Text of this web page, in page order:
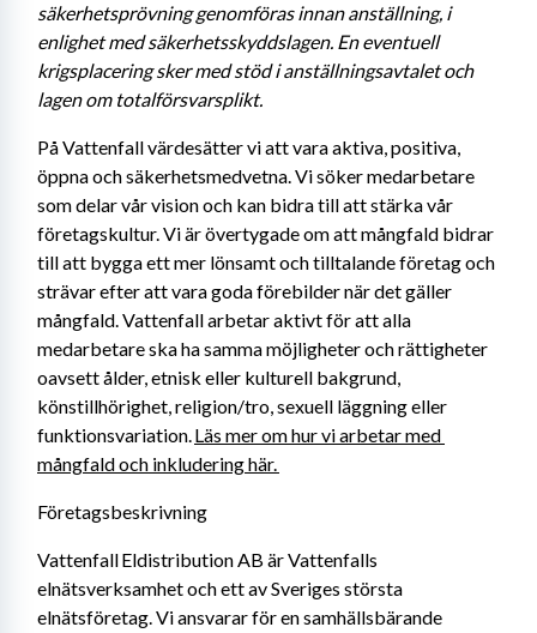
säkerhetsprövning genomföras innan anställning, i
enlighet med säkerhetsskyddslagen. En eventuell
krigsplacering sker med stöd i anställningsavtalet och
lagen om totalförsvarsplikt.
På Vattenfall värdesätter vi att vara aktiva, positiva,
öppna och säkerhetsmedvetna. Vi söker medarbetare
som delar vår vision och kan bidra till att stärka vår
företagskultur. Vi är övertygade om att mångfald bidrar
till att bygga ett mer lönsamt och tilltalande företag och
strävar efter att vara goda förebilder när det gäller
mångfald. Vattenfall arbetar aktivt för att alla
medarbetare ska ha samma möjligheter och rättigheter
oavsett ålder, etnisk eller kulturell bakgrund,
könstillhörighet, religion/tro, sexuell läggning eller
funktionsvariation. Läs mer om hur vi arbetar med
mångfald och inkludering här.
Företagsbeskrivning
Vattenfall Eldistribution AB är Vattenfalls
elnätsverksamhet och ett av Sveriges största
elnätsföretag. Vi ansvarar för en samhällsbärande